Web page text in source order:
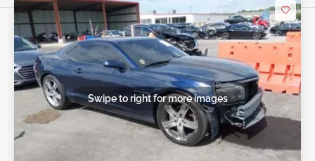
Swipe to right for more images